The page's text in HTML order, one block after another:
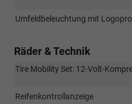
Umfeldbeleuchtung mit
Räder & Technik
Tire Mobility Set: 12-Volt-
Reifenkontrollanzeige